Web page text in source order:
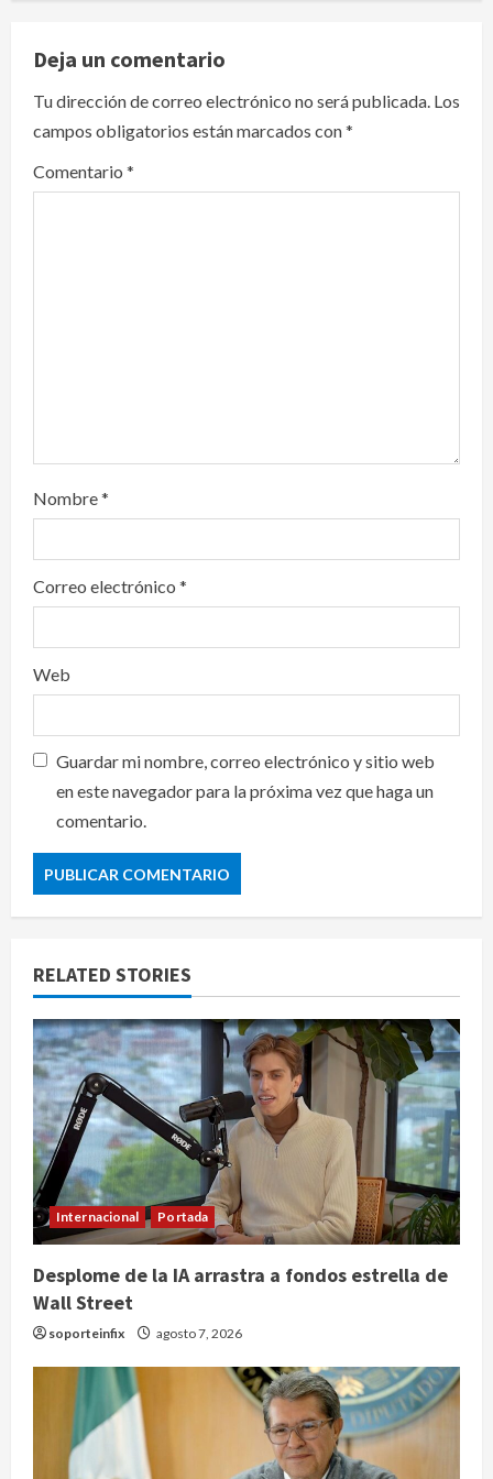
v
i
g
a
Deja un comentario
Tu dirección de correo electrónico no será publicada. Los
campos obligatorios están marcados con*
Comentario *
Nombre*
Correo electrónico *
Web
Guardar mi nombre, correo electrónico y sitio web
en este navegador para la próxima vez que haga un
comentario.
RELATED STORIES
Internacional Portada
Desplome de la IA arrastra a fondos estrella de
Wall Street
soporteinfix agosto 7, 2026